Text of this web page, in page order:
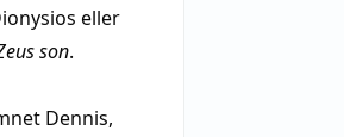
eller
son.
Dennis,